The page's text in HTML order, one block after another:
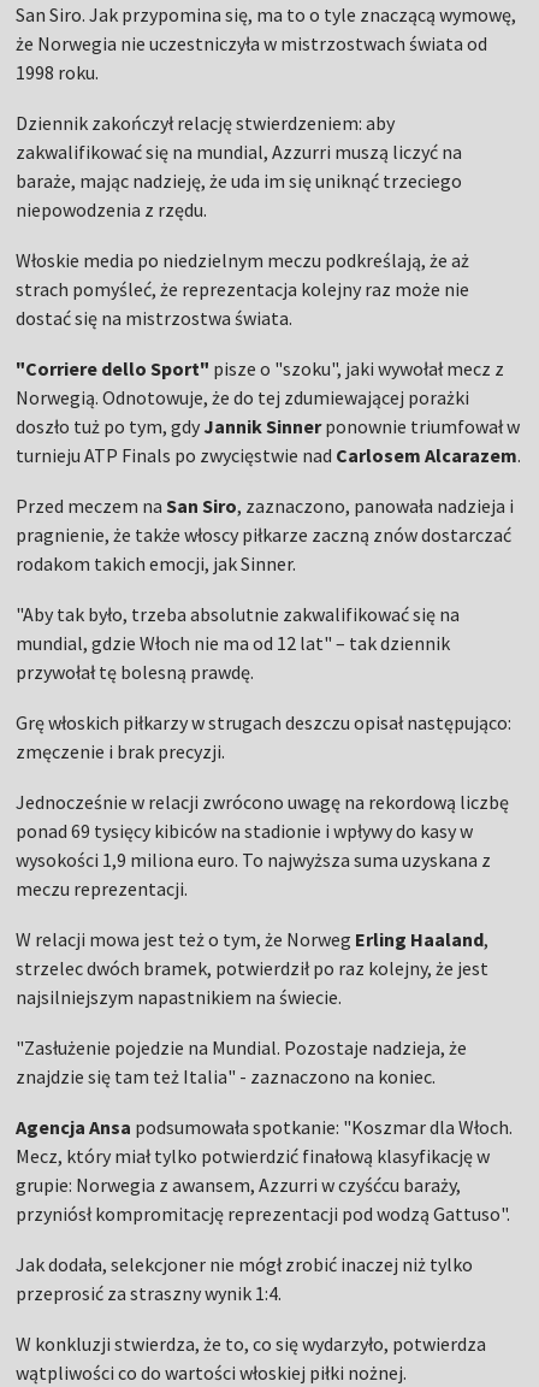
San Siro. Jak przypomina się, ma to o tyle znaczącą wymowę,
że Norwegia nie uczestniczyła w mistrzostwach świata od
1998 roku.
Dziennik zakończył relację stwierdzeniem: aby
zakwalifikować się na mundial, Azzurri muszą liczyć na
baraże, mając nadzieję, że uda im się uniknąć trzeciego
niepowodzenia z rzędu.
Włoskie media po niedzielnym meczu podkreślają, że aż
strach pomyśleć, że reprezentacja kolejny raz może nie
dostać się na mistrzostwa świata.
"Corriere dello Sport" pisze o "szoku", jaki wywołał mecz z
Norwegią. Odnotowuje, że do tej zdumiewającej porażki
doszło tuż po tym, gdy Jannik Sinnerponownie triumfował w
turnieju ATP Finals po zwycięstwie nad Carlosem Alcarazem.
Przed meczem naSan Siro, zaznaczono, panowała nadzieja i
pragnienie, że także włoscy piłkarze zaczną znów dostarczać
rodakom takich emocji, jak Sinner.
"Aby tak było, trzeba absolutnie zakwalifikować się na
mundial, gdzie Włoch nie ma od 12 lat" – tak dziennik
przywołał tę bolesną prawdę.
Grę włoskich piłkarzy w strugach deszczu opisał następująco:
zmęczenie i brak precyzji.
Jednocześnie w relacji zwrócono uwagę na rekordową liczbę
ponad 69 tysięcy kibiców na stadionie i wpływy do kasy w
wysokości 1,9 miliona euro. To najwyższa suma uzyskana z
meczu reprezentacji.
W relacji mowa jest też o tym, że Norweg Erling Haaland,
strzelec dwóch bramek, potwierdził po raz kolejny, że jest
najsilniejszym napastnikiem na świecie.
"Zasłużenie pojedzie na Mundial. Pozostaje nadzieja, że
znajdzie się tam też Italia" - zaznaczono na koniec.
Agencja Ansa podsumowała spotkanie: "Koszmar dla Włoch.
Mecz, który miał tylko potwierdzić finałową klasyfikację w
grupie: Norwegia z awansem, Azzurri w czyśćcu baraży,
przyniósł kompromitację reprezentacji pod wodzą Gattuso".
Jak dodała, selekcjoner nie mógł zrobić inaczej niż tylko
przeprosić za straszny wynik 1:4.
W konkluzji stwierdza, że to, co się wydarzyło, potwierdza
wątpliwości co do wartości włoskiej piłki nożnej.